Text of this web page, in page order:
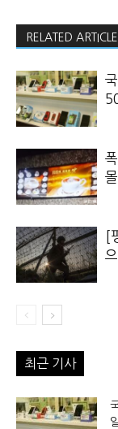
RELATED
[
최근 기사